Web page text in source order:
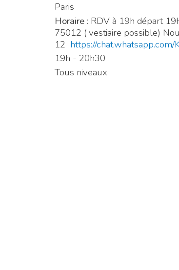
Paris
Horaire : RDV à 19h départ
75012 ( vestiaire possible)
12 https://
19h - 20h30
Tous niveaux